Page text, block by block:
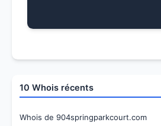
10 Whois récents
Whois de 904springparkcourt.com